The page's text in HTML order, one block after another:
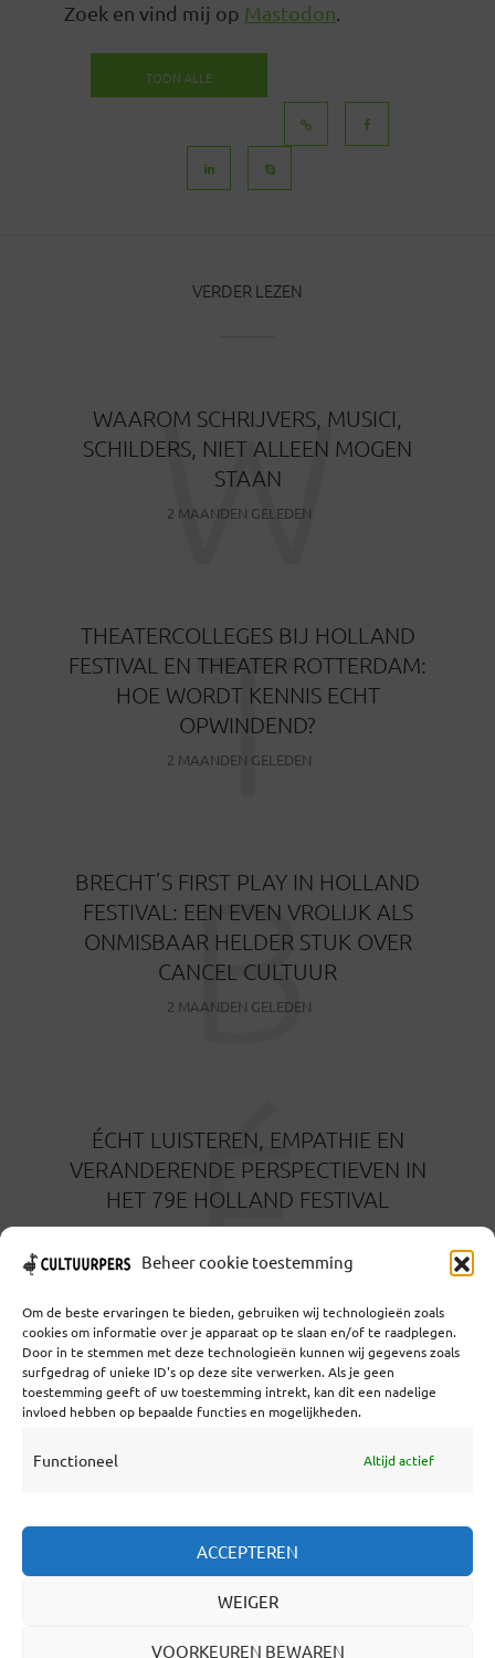
Beheer cookie toestemming
Om de beste ervaringen te bieden, gebruiken wij technologieën zoals
cookies om informatie over je apparaat op te slaan en/of te raadplegen.
Door in te stemmen met deze technologieën kunnen wij gegevens zoals
surfgedrag of unieke ID's op deze site verwerken. Als je geen
toestemming geeft of uw toestemming intrekt, kan dit een nadelige
invloed hebben op bepaalde functies en mogelijkheden.
Functioneel Altijd actief
ACCEPTEREN
WEIGER
VOORKEUREN BEWAREN
Zoek en vind mij op Mastodon.
TOON ALLE
VERDER LEZEN
WAAROM SCHRIJVERS, MUSICI,
SCHILDERS, NIET ALLEEN MOGEN
STAAN
2 MAANDEN GELEDEN
W
THEATERCOLLEGES BIJ HOLLAND
FESTIVAL EN THEATER ROTTERDAM:
HOE WORDT KENNIS ECHT
OPWINDEND?
2 MAANDEN GELEDEN
T
BRECHT’S FIRST PLAY IN HOLLAND
FESTIVAL: EEN EVEN VROLIJK ALS
ONMISBAAR HELDER STUK OVER
CANCEL CULTUUR
2 MAANDEN GELEDEN
B
ÉCHT LUISTEREN, EMPATHIE EN
VERANDERENDE PERSPECTIEVEN IN
HET 79E HOLLAND FESTIVAL
É
Coöperatief Cultureel Persbureau U.A. | Salzburg 29 |
3524KS Utrecht | KvK: 55573592 |Btw: